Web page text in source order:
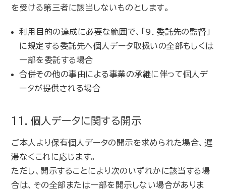
を受ける第三者に該当しないものとします。
利用目的の達成に必要な範囲で、「9．委託先の監督」
に規定する委託先へ個人データ取扱いの全部もしくは
一部を委託する場合
合併その他の事由による事業の承継に伴って個人デ
ータが提供される場合
11．個人データに関する開示
ご本人より保有個人データの開示を求められた場合、遅
滞なくこれに応じます。
ただし、開示することにより次のいずれかに該当する場
合は、その全部または一部を開示しない場合がありま